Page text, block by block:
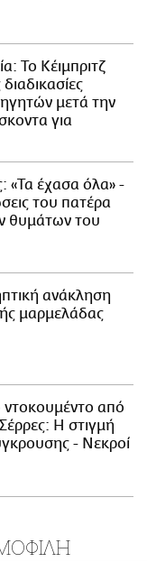
Το Κέιμπριτζ
διαδικασίες
μετά την
για
«Τα έχασα όλα» -
του πατέρα
θυμάτων του
ανάκληση
μαρμελάδας
ντοκουμέντο από
Η στιγμή
- Νεκροί